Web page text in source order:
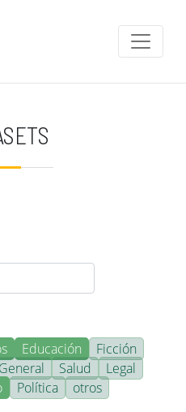
Educación
Ficción
General Salud
Legal
Política otros